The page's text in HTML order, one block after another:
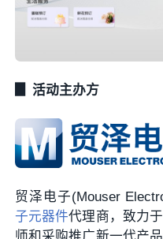
▊ 活动主办方
贸泽电子(Mouser
子元器件代理商，致力